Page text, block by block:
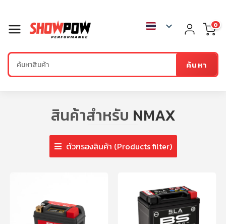
ค้นหา
0
สินค้าสำหรับ NMAX
ตัวกรองสินค้า (Products filter)